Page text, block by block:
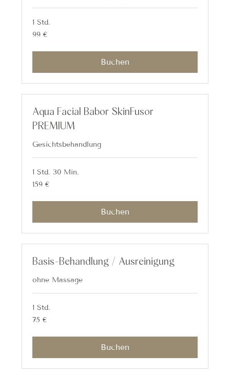
1 Std.
99
Euro
99 €
Buchen
Aqua Facial Babor SkinFusor
PREMIUM
Gesichtsbehandlung
1 Std. 30 Min.
159
Euro
159 €
Buchen
Basis-Behandlung / Ausreinigung
ohne Massage
1 Std.
75
Euro
75 €
Buchen